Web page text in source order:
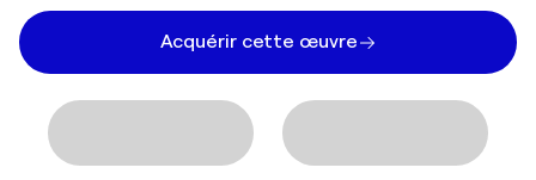
Acquérir cette œuvre